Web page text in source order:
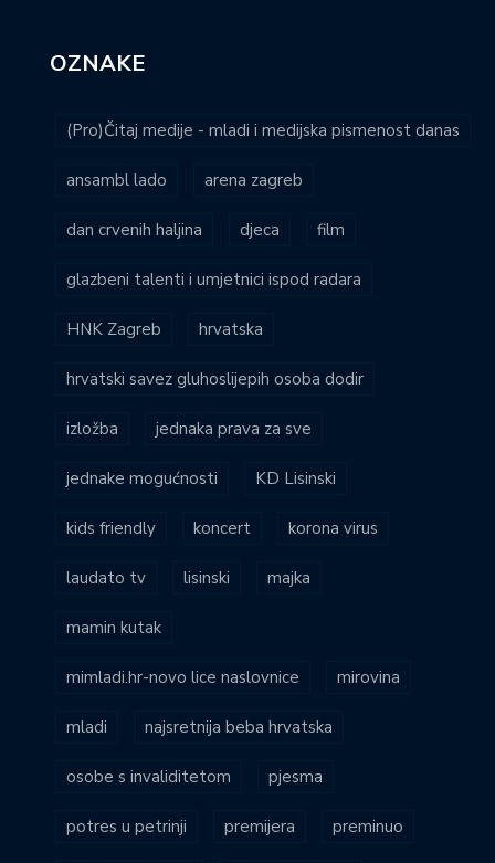
OZNAKE
(Pro)Čitaj medije - mladi i medijska pismenost danas
ansambl lado arena zagreb
dan crvenih haljina djeca film
glazbeni talenti i umjetnici ispod radara
HNK Zagreb hrvatska
hrvatski savez gluhoslijepih osoba dodir
izložba jednaka prava za sve
jednake mogućnosti KD Lisinski
kids friendly koncert korona virus
laudato tv lisinski majka
mamin kutak
mimladi.hr-novo lice naslovnice mirovina
mladi najsretnija beba hrvatska
osobe s invaliditetom pjesma
potres u petrinji premijera preminuo